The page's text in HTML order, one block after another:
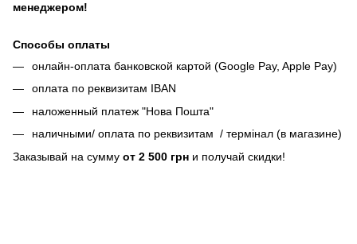
менеджером!
Способы оплаты
онлайн-оплата банковской картой (Google Pay, Apple Pay)
оплата по реквизитам IBAN
наложенный платеж "Нова Пошта"
наличными/ оплата по реквизитам / термінал (в магазине)
Заказывай на сумму от 2 500 грн и получай скидки!